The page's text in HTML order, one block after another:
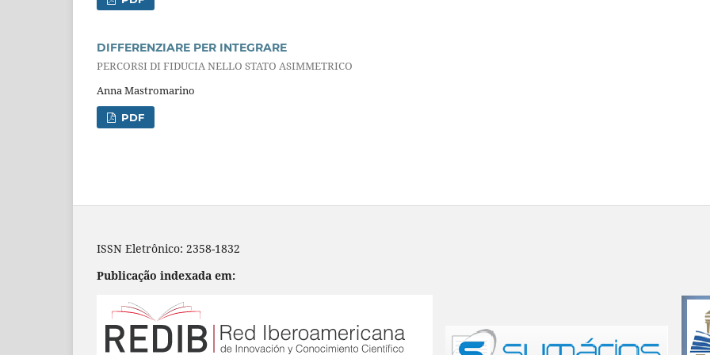
DIFFERENZIARE PER INTEGRARE
PERCORSI DI FIDUCIA NELLO STATO ASIMMETRICO
Anna Mastromarino
PDF
ISSN Eletrônico: 2358-1832
Publicação indexada em: